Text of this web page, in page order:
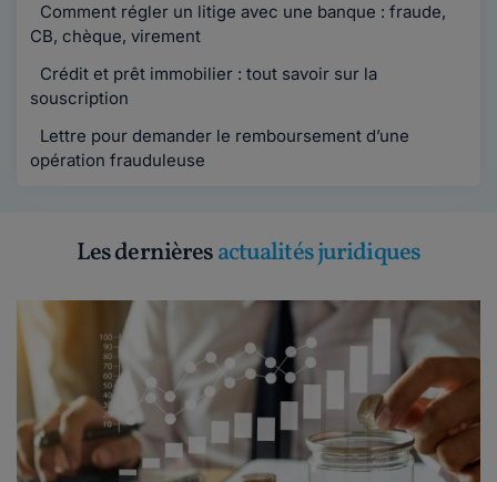
Comment régler un litige avec une banque : fraude,
CB, chèque, virement
Crédit et prêt immobilier : tout savoir sur la
souscription
Lettre pour demander le remboursement d’une
opération frauduleuse
Les dernièresactualités juridiques